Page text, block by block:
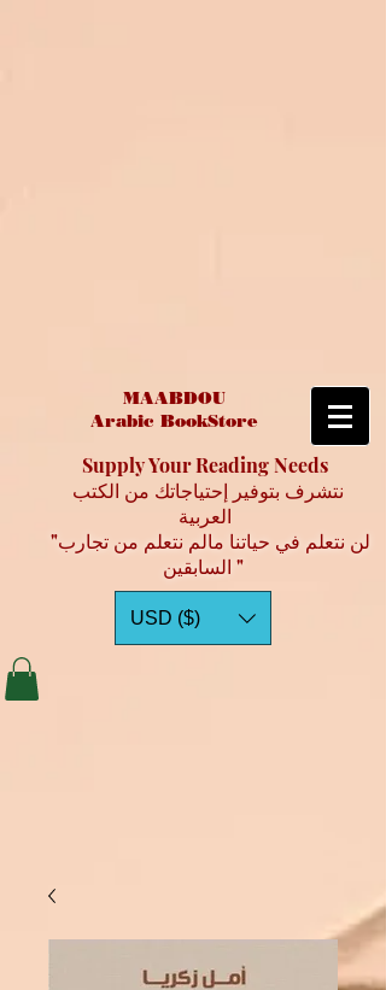
MAABDOU
Arabic BookStore
Supply Your Reading Needs
العربية
"لن نتعلم في حياتنا مالم نتعلم من تجارب
السابقين "
USD ($)